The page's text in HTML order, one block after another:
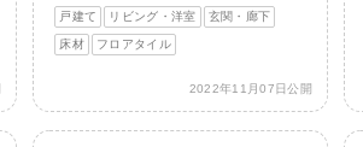
戸建て リビング・洋室 玄関・廊下
床材 フロアタイル
2022年11月07日公開